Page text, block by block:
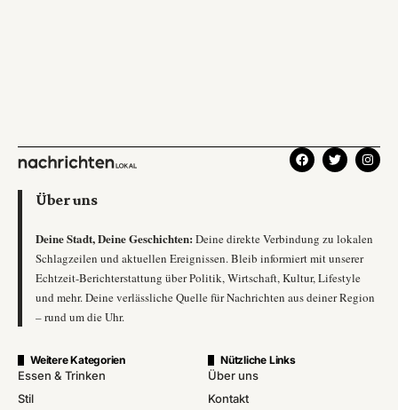
Über uns
Deine Stadt, Deine Geschichten: Deine direkte Verbindung zu lokalen
Schlagzeilen und aktuellen Ereignissen. Bleib informiert mit unserer
Echtzeit-Berichterstattung über Politik, Wirtschaft, Kultur, Lifestyle
und mehr. Deine verlässliche Quelle für Nachrichten aus deiner Region
– rund um die Uhr.
Weitere Kategorien
Essen & Trinken
Stil
Nützliche Links
Über uns
Kontakt